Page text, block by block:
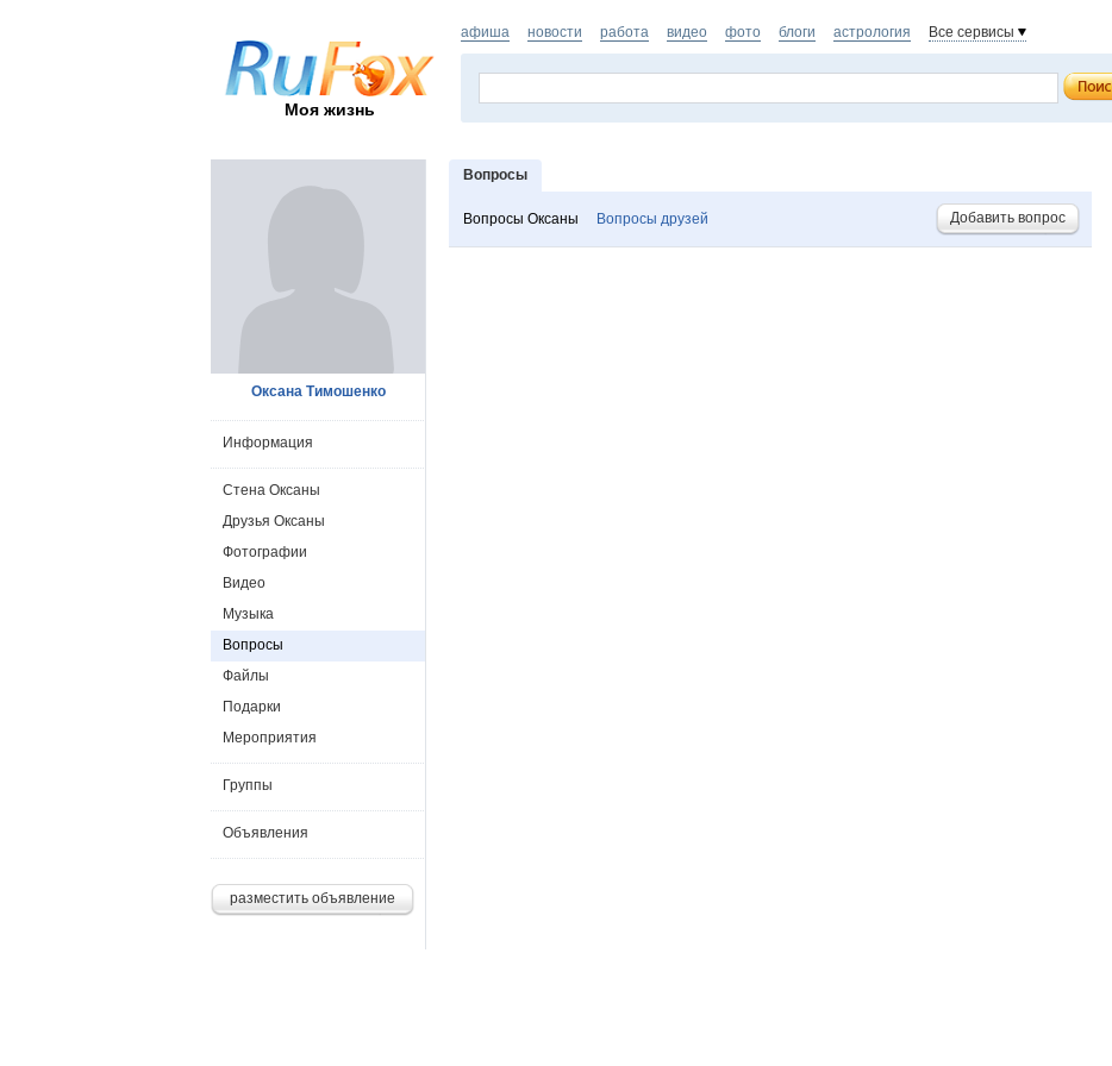
Моя жизнь
афиша новости работа видео фото блоги астрология Все сервисы
Вопросы
Вопросы Оксаны Вопросы друзей Добавить вопрос
Оксана Тимошенко
Информация
Стена Оксаны
Друзья Оксаны
Фотографии
Видео
Музыка
Вопросы
Файлы
Подарки
Мероприятия
Группы
Объявления
разместить объявление